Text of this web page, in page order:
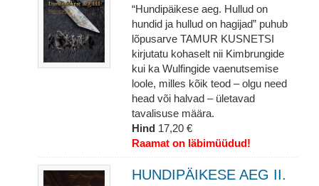
“Hundipäikese aeg. Hullud on
hundid ja hullud on hagijad” puhub
lõpusarve TAMUR KUSNETSI
kirjutatu kohaselt nii Kimbrungide
kui ka Wulfingide vaenutsemise
loole, milles kõik teod – olgu need
head või halvad – ületavad
tavalisuse määra.
Hind 17,20 €
Raamat on läbimüüdud!
HUNDIPÄIKESE AEG II.